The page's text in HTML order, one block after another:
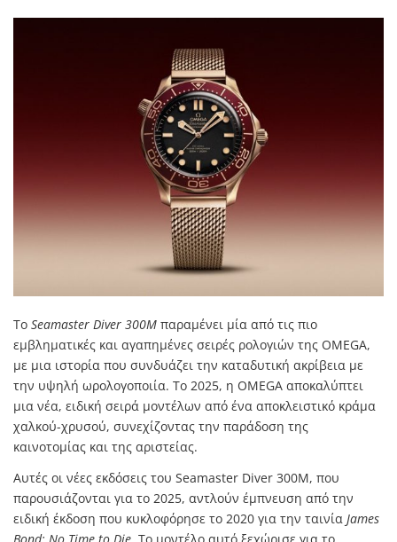
Το Seamaster Diver 300M παραμένει μία από τις πιο
εμβληματικές και αγαπημένες σειρές ρολογιών της OMEGA,
με μια ιστορία που συνδυάζει την καταδυτική ακρίβεια με
την υψηλή ωρολογοποιία. Το 2025, η OMEGA αποκαλύπτει
μια νέα, ειδική σειρά μοντέλων από ένα αποκλειστικό κράμα
χαλκού-χρυσού, συνεχίζοντας την παράδοση της
καινοτομίας και της αριστείας.
Αυτές οι νέες εκδόσεις του Seamaster Diver 300M, που
παρουσιάζονται για το 2025, αντλούν έμπνευση από την
ειδική έκδοση που κυκλοφόρησε το 2020 για την ταινία James